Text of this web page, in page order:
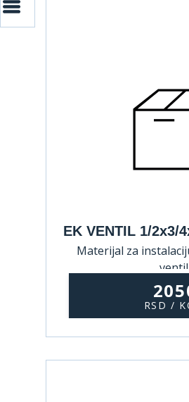
EK VENTIL 1/2x3/
Materijal za
RSD /